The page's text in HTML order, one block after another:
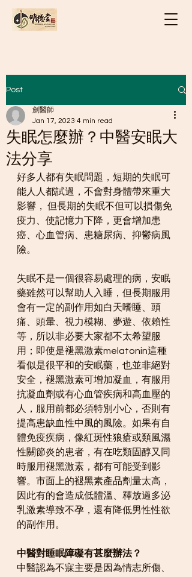
Post
失眠怎麼辦？中醫安眠大
法分享
劍醫師
Jan 17, 2023 4 min read
好多人都有失眠問題，短期的失眠可
能人人都試過，不會對身體帶來重大
影響， 但長期的失眠不但可以損傷免
疫力、使記憶力下降，更會增加患
癌、心血管病、患糖尿病、抑鬱病風
險。
失眠不是一個很容易處理的病，安眠
藥雖然可以幫助人入睡，但長期服用
會有一定的副作用如白天嗜睡、頭
痛、頭暈、視力模糊、夢遊、依賴性
等，所以非必要大家都不太希望服
用；即使是褪黑激素melatonin這種
看似是很平和的安眠藥，也並非絕對
安全，褪黑激素可增加凝血，有服用
抗凝血劑或有心血管疾病和高血壓的
人，服用前都必須特別小心，否則有
提高患缺血性中風的風險。如果有自
體免疫疾病，像紅斑性狼瘡或類風濕
性關節炎的患者，有在吃類固醇又同
時服用褪黑激素，都有可能受到影
響。市面上的褪黑素產品劑量太高，
因此有的會造成低體溫、釋放過多泌
乳激素導致不孕，還有降低男性性欲
的副作用。
中醫對睡眠障礙有甚麼辦法？
中醫認為不寐主要是因為情志所傷、